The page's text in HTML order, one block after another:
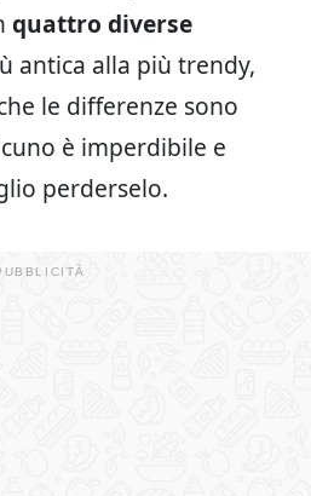
quattro diverse
antica alla più trendy,
le differenze sono
è imperdibile e
perderselo.